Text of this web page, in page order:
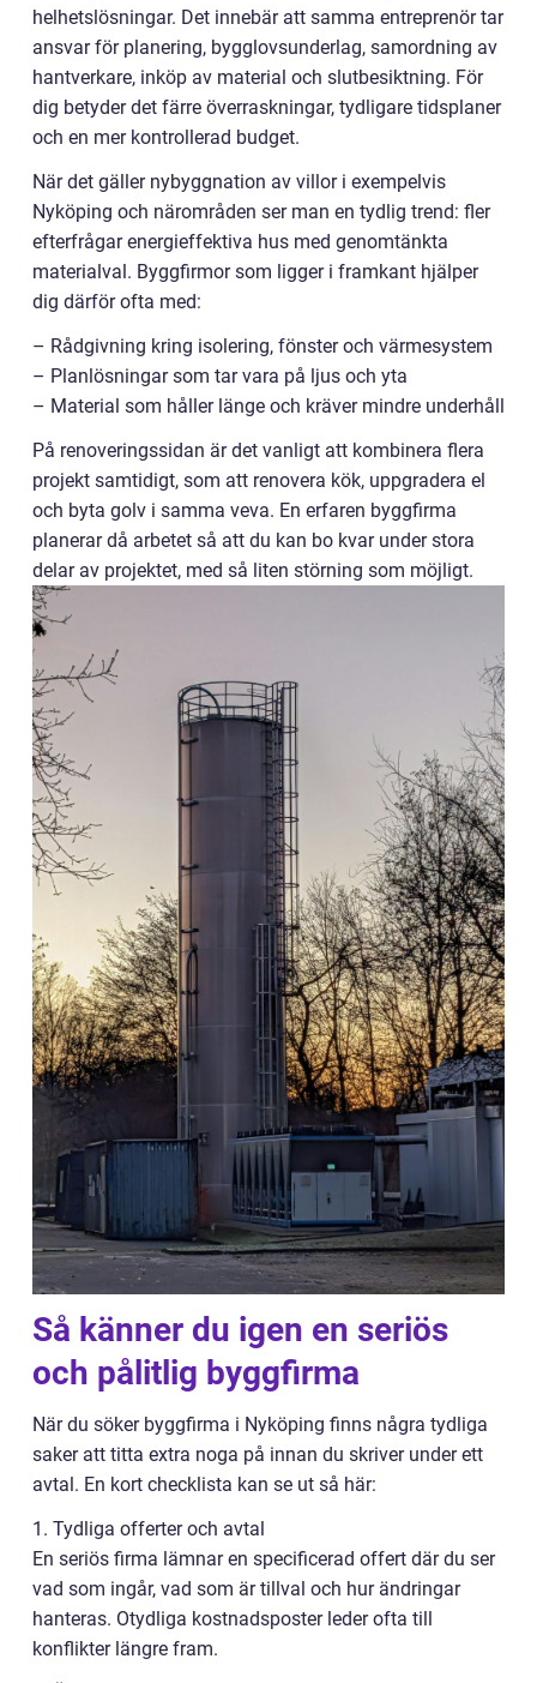
helhetslösningar. Det innebär att samma entreprenör tar
ansvar för planering, bygglovsunderlag, samordning av
hantverkare, inköp av material och slutbesiktning. För
dig betyder det färre överraskningar, tydligare tidsplaner
och en mer kontrollerad budget.
När det gäller nybyggnation av villor i exempelvis
Nyköping och närområden ser man en tydlig trend: fler
efterfrågar energieffektiva hus med genomtänkta
materialval. Byggfirmor som ligger i framkant hjälper
dig därför ofta med:
– Rådgivning kring isolering, fönster och värmesystem
– Planlösningar som tar vara på ljus och yta
– Material som håller länge och kräver mindre underhåll
På renoveringssidan är det vanligt att kombinera flera
projekt samtidigt, som att renovera kök, uppgradera el
och byta golv i samma veva. En erfaren byggfirma
planerar då arbetet så att du kan bo kvar under stora
delar av projektet, med så liten störning som möjligt.
Så känner du igen en seriös
och pålitlig byggfirma
När du söker byggfirma i Nyköping finns några tydliga
saker att titta extra noga på innan du skriver under ett
avtal. En kort checklista kan se ut så här:
1. Tydliga offerter och avtal
En seriös firma lämnar en specificerad offert där du ser
vad som ingår, vad som är tillval och hur ändringar
hanteras. Otydliga kostnadsposter leder ofta till
konflikter längre fram.